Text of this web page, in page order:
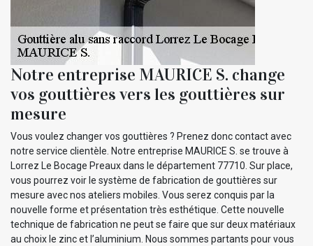
Notre entreprise MAURICE S. change
vos gouttières vers les gouttières sur
mesure
Vous voulez changer vos gouttières ? Prenez donc contact avec
notre service clientèle. Notre entreprise MAURICE S. se trouve à
Lorrez Le Bocage Preaux dans le département 77710. Sur place,
vous pourrez voir le système de fabrication de gouttières sur
mesure avec nos ateliers mobiles. Vous serez conquis par la
nouvelle forme et présentation très esthétique. Cette nouvelle
technique de fabrication ne peut se faire que sur deux matériaux
au choix le zinc et l’aluminium. Nous sommes partants pour vous